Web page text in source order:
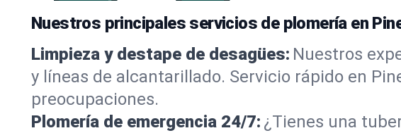
Nuestros principales servicios de plomería en
Limpieza y destape de desagües: Nuestros
y líneas de alcantarillado. Servicio rápido en
preocupaciones.
Plomería de emergencia 24/7: ¿Tienes una